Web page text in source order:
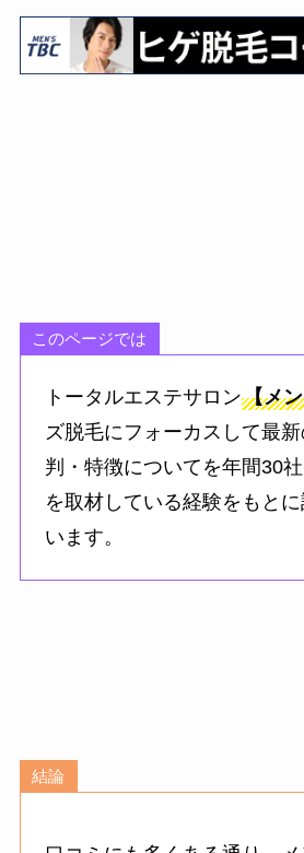
このページでは
トータルエステサロン【メ
ズ脱毛にフォーカスして最
判・特徴についてを年間30
を取材している経験をもと
います。
結論